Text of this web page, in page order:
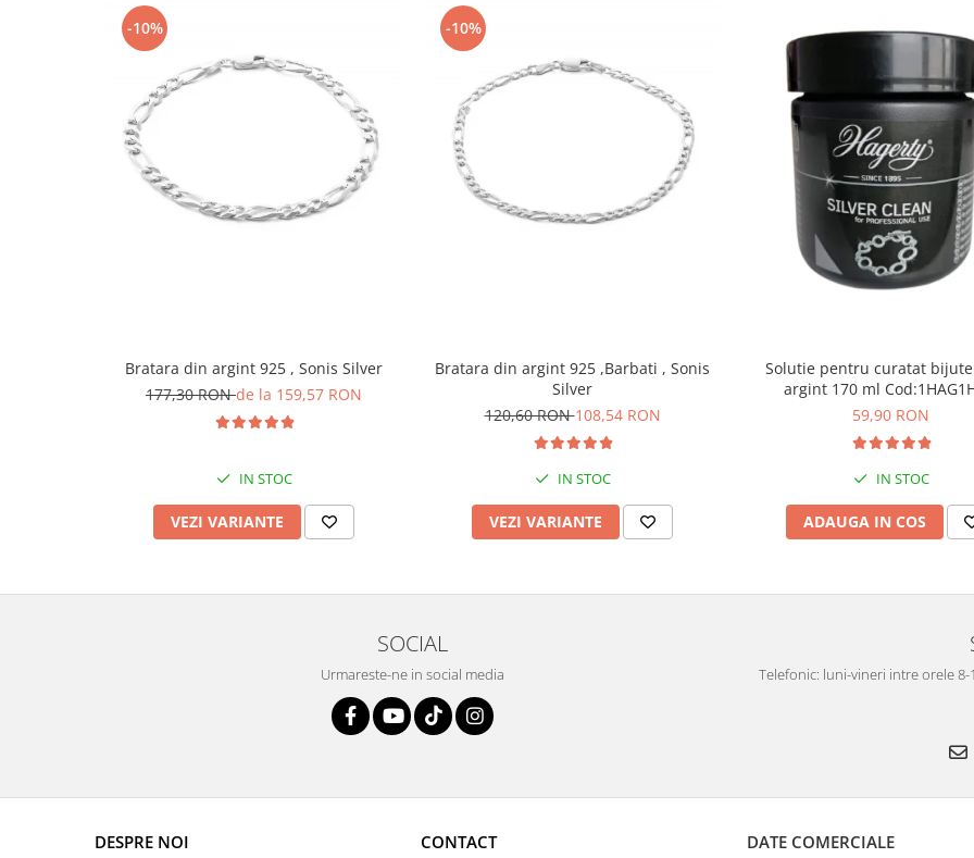
-10%
Bratara din argint 925 , Sonis Silver
177,30 RONde la 159,57 RON
IN STOC
VEZI VARIANTE
-10%
Bratara din argint 925 ,Barbati , Sonis
Silver
120,60 RON108,54 RON
IN STOC
VEZI VARIANTE
Solutie pentru curatat
argint 170 ml
59,90 RON
IN STOC
ADAUGA IN COS
SOCIAL
Urmareste-ne in social media
Telefonic: luni-vineri intre orele
DESPRE NOI CONTACT DATE COMERCIALE